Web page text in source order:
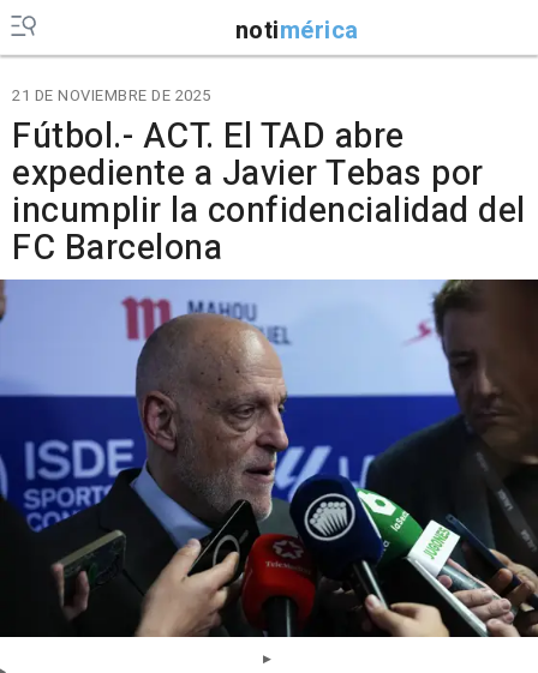
notimérica
21 DE NOVIEMBRE DE 2025
Fútbol.- ACT. El TAD abre
expediente a Javier Tebas por
incumplir la confidencialidad del
FC Barcelona